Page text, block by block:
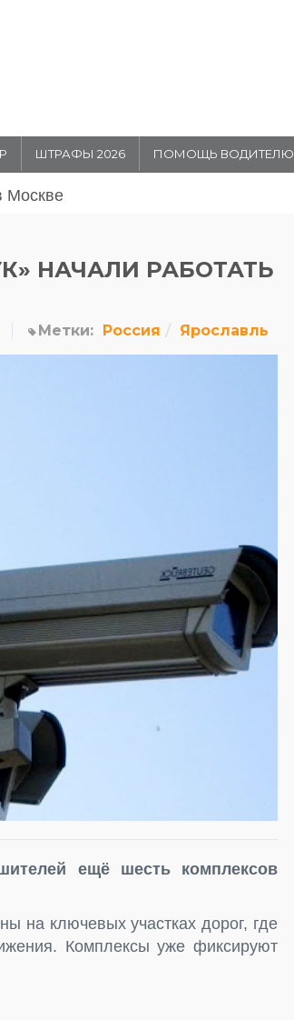
ШТРАФЫ 2026 ПОМОЩЬ ВОДИТЕЛЮ
года в Москве
НАЧАЛИ РАБОТАТЬ
Метки: Россия Ярославль
ещё шесть комплексов
на ключевых участках дорог, где
Комплексы уже фиксируют